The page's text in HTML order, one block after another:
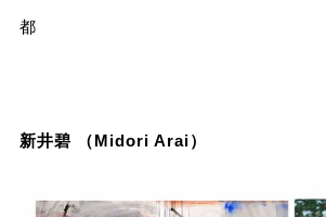
都
新井碧 （Midori Arai）